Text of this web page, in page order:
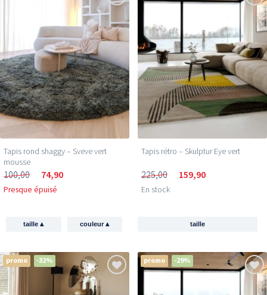
Tapis rond shaggy – Sveve vert
mousse
100,00 74,90
Presque épuisé
taille▴ couleur▴
Tapis rétro – Skulptur Eye vert
225,00 159,90
En stock
taille
promo -32% promo -29%